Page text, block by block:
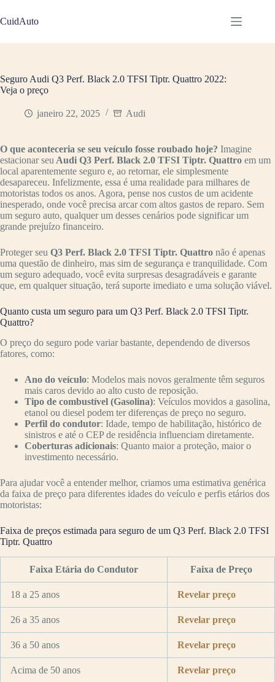
para
o
CuidAuto
Seguro Audi Q3 Perf. Black 2.0 TFSI Tiptr. Quattro 2022:
Veja o preço
janeiro 22, 2025 Audi
O que aconteceria se seu veículo fosse roubado hoje? Imagine
estacionar seu Audi Q3 Perf. Black 2.0 TFSI Tiptr. Quattro em um
local aparentemente seguro e, ao retornar, ele simplesmente
desapareceu. Infelizmente, essa é uma realidade para milhares de
motoristas todos os anos. Agora, pense nos custos de um acidente
inesperado, onde você precisa arcar com altos gastos de reparo. Sem
um seguro auto, qualquer um desses cenários pode significar um
grande prejuízo financeiro.
Proteger seu Q3 Perf. Black 2.0 TFSI Tiptr. Quattro não é apenas
uma questão de dinheiro, mas sim de segurança e tranquilidade. Com
um seguro adequado, você evita surpresas desagradáveis e garante
que, em qualquer situação, terá suporte imediato e uma solução viável.
Quanto custa um seguro para um Q3 Perf. Black 2.0 TFSI Tiptr.
Quattro?
O preço do seguro pode variar bastante, dependendo de diversos
fatores, como:
Ano do veículo: Modelos mais novos geralmente têm seguros
mais caros devido ao alto custo de reposição.
Tipo de combustível (Gasolina): Veículos movidos a gasolina,
etanol ou diesel podem ter diferenças de preço no seguro.
Perfil do condutor: Idade, tempo de habilitação, histórico de
sinistros e até o CEP de residência influenciam diretamente.
Coberturas adicionais: Quanto maior a proteção, maior o
investimento necessário.
Para ajudar você a entender melhor, criamos uma estimativa genérica
da faixa de preço para diferentes idades do veículo e perfis etários dos
motoristas:
Faixa de preços estimada para seguro de um Q3 Perf. Black 2.0 TFSI
Tiptr. Quattro
Faixa Etária do Condutor Faixa de Preço
18 a 25 anos Revelar preço
26 a 35 anos Revelar preço
36 a 50 anos Revelar preço
Acima de 50 anos
Revelar preço